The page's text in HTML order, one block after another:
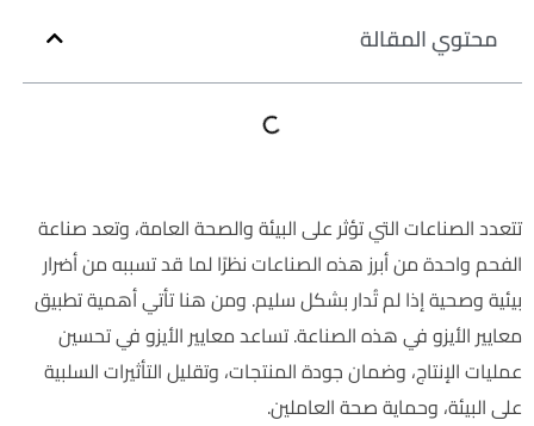
محتوي المقالة
تتعدد الصناعات التي تؤثر على البيئة والصحة العامة، وتعد صناعة
الفحم واحدة من أبرز هذه الصناعات نظرًا لما قد تسببه من أضرار
بيئية وصحية إذا لم تُدار بشكل سليم. ومن هنا تأتي أهمية تطبيق
معايير الأيزو في هذه الصناعة. تساعد معايير الأيزو في تحسين
عمليات الإنتاج، وضمان جودة المنتجات، وتقليل التأثيرات السلبية
على البيئة، وحماية صحة العاملين.